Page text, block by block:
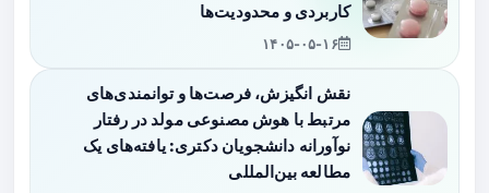
کاربردی و محدودیت‌ها
۱۴۰۵-۰۵-۱۶
نقش انگیزش، فرصت‌ها و توانمندی‌های
مرتبط با هوش مصنوعی مولد در رفتار
نوآورانه دانشجویان دکتری: یافته‌های یک
مطالعه بین‌المللی